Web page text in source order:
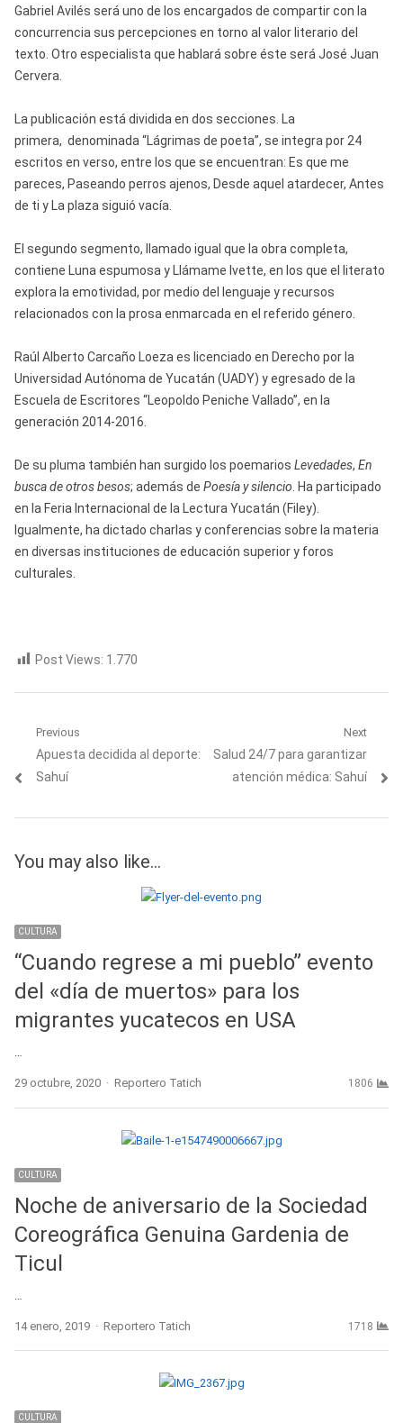
Gabriel Avilés será uno de los encargados de compartir con la
concurrencia sus percepciones en torno al valor literario del
texto. Otro especialista que hablará sobre éste será José Juan
Cervera.
La publicación está dividida en dos secciones. La
primera, denominada “Lágrimas de poeta”, se integra por 24
escritos en verso, entre los que se encuentran: Es que me
pareces, Paseando perros ajenos, Desde aquel atardecer, Antes
de ti y La plaza siguió vacía.
El segundo segmento, llamado igual que la obra completa,
contiene Luna espumosa y Llámame Ivette, en los que el literato
explora la emotividad, por medio del lenguaje y recursos
relacionados con la prosa enmarcada en el referido género.
Raúl Alberto Carcaño Loeza es licenciado en Derecho por la
Universidad Autónoma de Yucatán (UADY) y egresado de la
Escuela de Escritores “Leopoldo Peniche Vallado”, en la
generación 2014-2016.
De su pluma también han surgido los poemarios Levedades, En
busca de otros besos; además de Poesía y silencio . Ha participado
en la Feria Internacional de la Lectura Yucatán (Filey).
Igualmente, ha dictado charlas y conferencias sobre la materia
en diversas instituciones de educación superior y foros
culturales.
Post Views: 1.770
Navegación
de
Previous
Previous
post:
Apuesta decidida al deporte:
Sahuí
Next
Next
post:
Salud 24/7 para garantizar
atención médica: Sahuí
You may also like...
CULTURA
“Cuando regrese a mi pueblo” evento
del «día de muertos» para los
migrantes yucatecos en USA
29 octubre, 2020 Author
Reportero Tatich 1806
CULTURA
Noche de aniversario de la Sociedad
Coreográfica Genuina Gardenia de
Ticul
14 enero, 2019 Author
Reportero Tatich 1718
CULTURA